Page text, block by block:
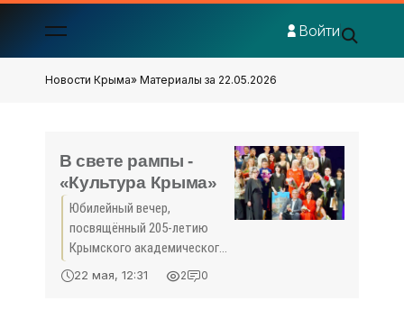
Войти
Новости Крыма» Материалы за 22.05.2026
В свете рампы -
«Культура Крыма»
Юбилейный вечер,
посвящённый 205-летию
Крымского академического
русского драматического
театра имени Максима
22 мая, 12:31 2 0